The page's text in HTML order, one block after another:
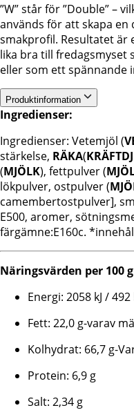
”W” står för ”Double” –
används för att skapa
smakprofil. Resultatet är
lika bra till fredagsmyset
eller som ett spännande
Produktinformation
Ingredienser:
Ingredienser: Vetemjöl (
stärkelse, RÄKA(
(MJÖLK), fettpulver (
lökpulver, ostpulver (
camembertostpulver],
E500, aromer,
färgämne:E160c.
Näringsvärden per 100 g
Energi: 2058 kJ / 492
Fett: 22,0 g-varav
Kolhydrat: 66,7 g-
Protein: 6,9 g
Salt: 2,34 g